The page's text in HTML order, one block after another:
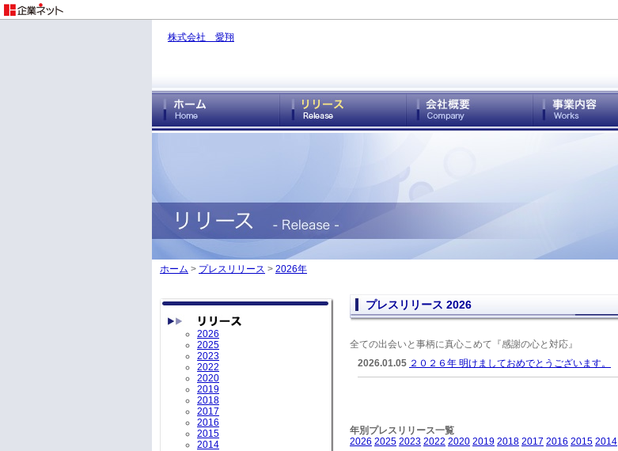
株式会社 愛翔
ホーム > プレスリリース > 2026年
2026
2025
2023
2022
2020
2019
2018
2017
2016
2015
2014
プレスリリース 2026
全ての出会いと事柄に真心こめて『感謝の心と対応』
2026.01.05 ２０２６年 明けましておめでとうございます。
年別プレスリリース一覧
2026 2025 2023 2022 2020 2019 2018 2017 2016 2015 2014